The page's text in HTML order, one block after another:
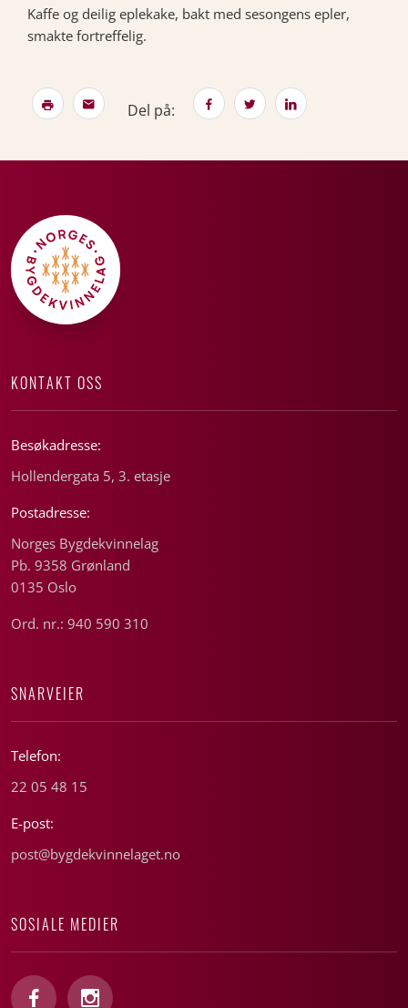
Kaffe og deilig eplekake, bakt med sesongens epler,
smakte fortreffelig.
Del på:
KONTAKT OSS
Besøkadresse:
Hollendergata 5, 3. etasje
Postadresse:
Norges Bygdekvinnelag
Pb. 9358 Grønland
0135 Oslo
Ord. nr.: 940 590 310
SNARVEIER
Telefon:
22 05 48 15
E-post:
post@bygdekvinnelaget.no
SOSIALE MEDIER